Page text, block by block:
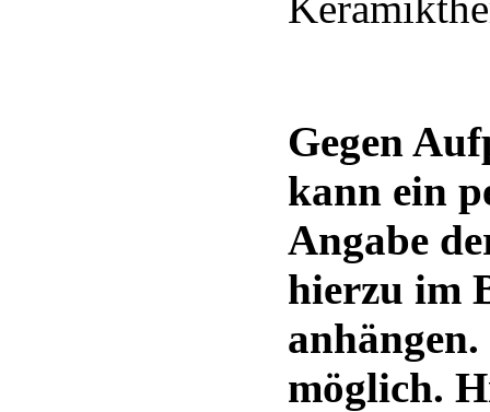
Gegen
kann ein
Angabe
hierzu im
möglich.